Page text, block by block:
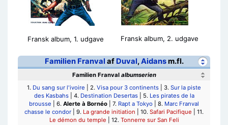
Fransk album, 1. udgave Fransk album, 2. udgave
Familien Franval af Duval,Aidansm.fl.
Familien Franval albumserien
1. Du sang sur l'ivoire | 2. Visa pour 3 continents | 3. Sur la piste
des Kasbahs| 4. Destination Desertas| 5. Les pirates de la
brousse | 6. Alerte à Bornéo | 7. Rapt a Tokyo | 8. Marc Franval
chasse le condor | 9. La grande initiation | 10. Safari Pacifique | 11.
Le démon du temple | 12. Tonnerre sur San Feli